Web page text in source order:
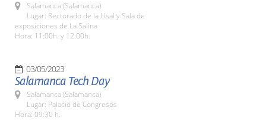
Salamanca (Salamanca)
Lugar: Rectorado de la Usal y Sala de
exposiciones de La Salina
Hora: 11:00h. y 12:00h.
03/05/2023
Salamanca Tech Day
Salamanca (Salamanca)
Lugar: Palacio de Congresos
Hora: 09:30 h.